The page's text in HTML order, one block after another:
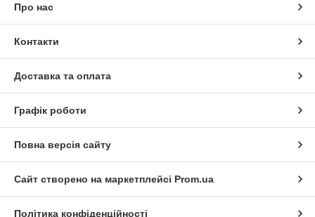
Про нас
Контакти
Доставка та оплата
Графік роботи
Повна версія сайту
Сайт створено на маркетплейсі Prom.ua
Політика конфіденційності